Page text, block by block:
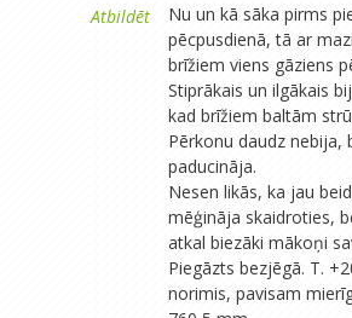
Atbildēt
Nu un kā sāka pirms
pēcpusdienā, tā ar
brīžiem viens gāziens
Stiprākais un ilgākais
kad brīžiem baltām
Pērkonu daudz nebija,
paducināja.
Nesen likās, ka jau
mēģināja skaidroties,
atkal biezāki mākoņi
Piegāzts bezjēgā. T.
norimis, pavisam